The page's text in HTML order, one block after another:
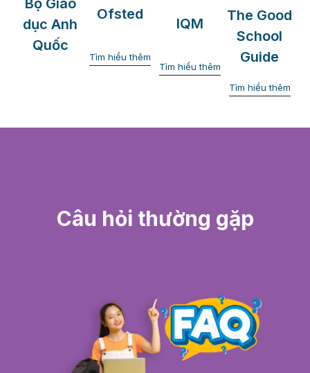
dục Anh
Quốc
Ofsted
Tìm hiểu thêm
IQM
Tìm hiểu thêm
The Good
School
Guide
Tìm hiểu thêm
Câu hỏi thường gặp